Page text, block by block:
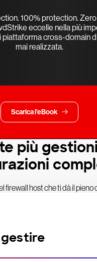
100% protection.
eccelle nella più
piattaforma cross-domain
mai realizzata.
Scarica l’eBook
più
firewall host che ti dà il pieno